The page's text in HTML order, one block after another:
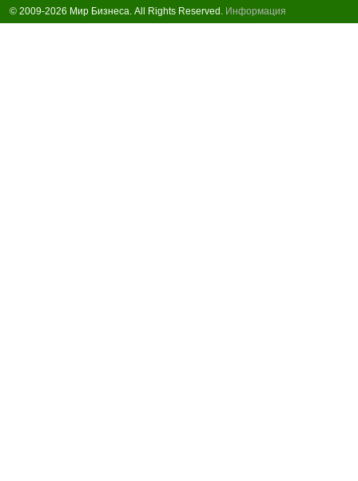
© 2009-2026 Мир Бизнеса. All Rights Reserved. Информация